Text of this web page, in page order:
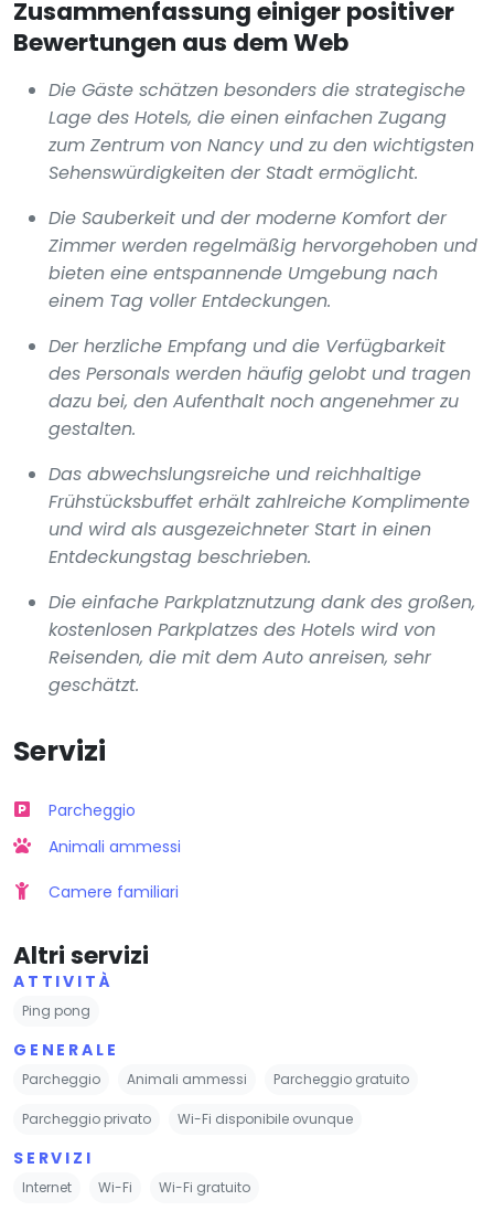
Zusammenfassung einiger positiver
Bewertungen aus dem Web
Die Gäste schätzen besonders die strategische
Lage des Hotels, die einen einfachen Zugang
zum Zentrum von Nancy und zu den wichtigsten
Sehenswürdigkeiten der Stadt ermöglicht.
Die Sauberkeit und der moderne Komfort der
Zimmer werden regelmäßig hervorgehoben und
bieten eine entspannende Umgebung nach
einem Tag voller Entdeckungen.
Der herzliche Empfang und die Verfügbarkeit
des Personals werden häufig gelobt und tragen
dazu bei, den Aufenthalt noch angenehmer zu
gestalten.
Das abwechslungsreiche und reichhaltige
Frühstücksbuffet erhält zahlreiche Komplimente
und wird als ausgezeichneter Start in einen
Entdeckungstag beschrieben.
Die einfache Parkplatznutzung dank des großen,
kostenlosen Parkplatzes des Hotels wird von
Reisenden, die mit dem Auto anreisen, sehr
geschätzt.
Servizi
Parcheggio
Animali ammessi
Camere familiari
Altri servizi
ATTIVITÀ
Ping pong
GENERALE
Parcheggio Animali ammessi Parcheggio gratuito
Parcheggio privato Wi-Fi disponibile ovunque
SERVIZI
Internet Wi-Fi Wi-Fi gratuito